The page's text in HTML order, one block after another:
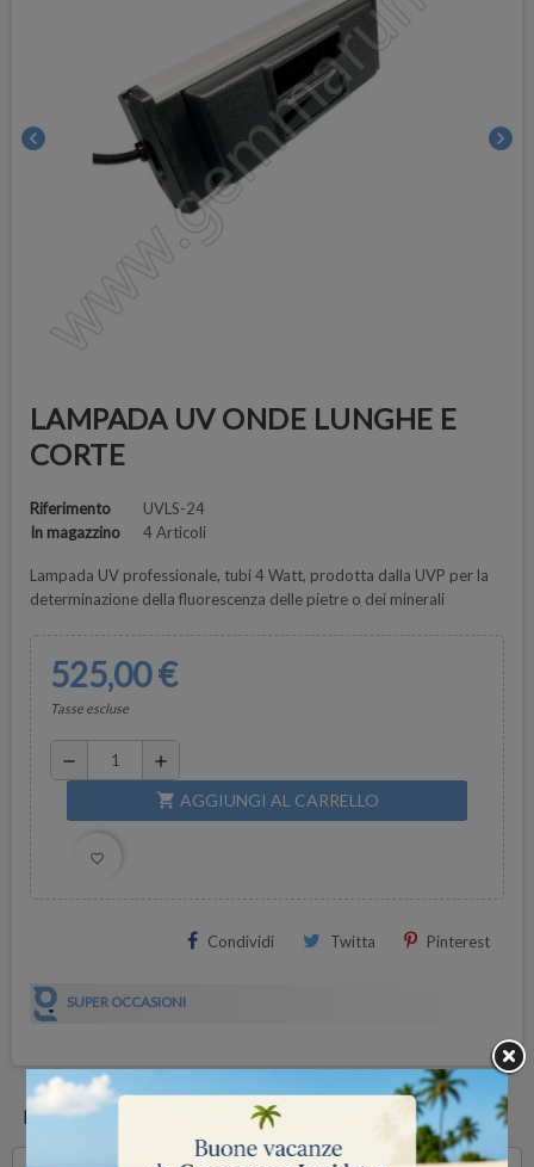
chevron_left chevron_right
LAMPADA UV ONDE LUNGHE E
CORTE
Riferimento
UVLS-24
In magazzino
4 Articoli
Lampada UV professionale, tubi 4 Watt, prodotta dalla UVP per la
determinazione della fluorescenza delle pietre o dei minerali
525,00 €
Tasse escluse
remove add
shopping_cart AGGIUNGI AL CARRELLO
favorite_border
Condividi Twitta Pinterest
SUPER OCCASIONI
DESCRIZIONE